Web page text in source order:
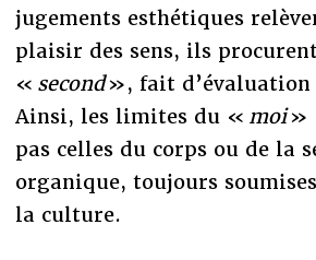
jugements esthétiques
plaisir des sens, ils
« second», fait d’évaluation
Ainsi, les limites du « moi»
pas celles du corps ou de la
organique, toujours
la culture.